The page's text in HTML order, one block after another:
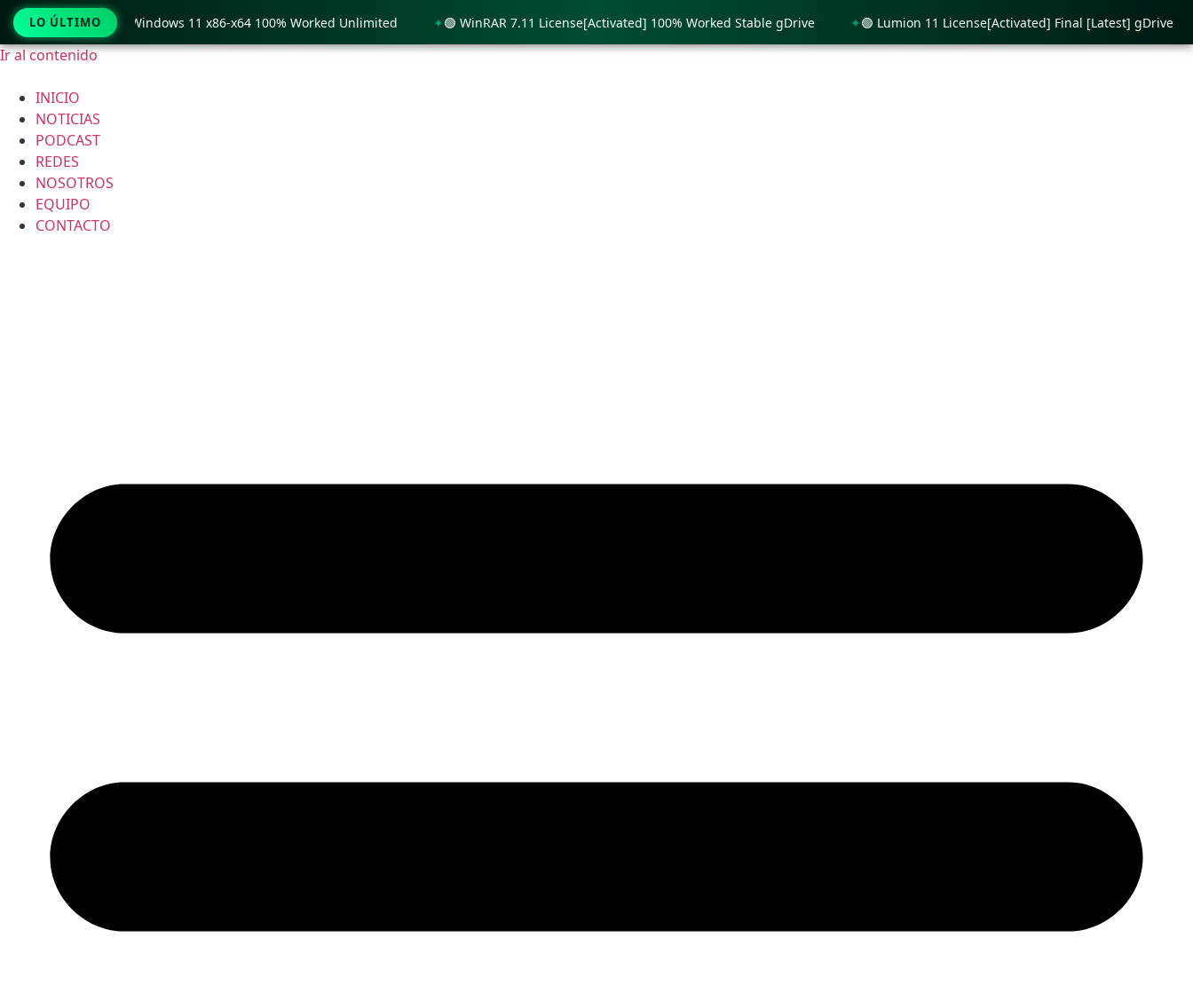
Ir al contenido
INICIO
NOTICIAS
PODCAST
REDES
NOSOTROS
EQUIPO
CONTACTO
LO ÚLTIMO
Pro Crack only Windows 11 x86-x64 100% Worked Unlimited 🟢 WinRAR 7.11 License[Activated] 100% Worked Stable gDrive 🟢 Lumion 11 License[Activated] Final [Latest] gDrive